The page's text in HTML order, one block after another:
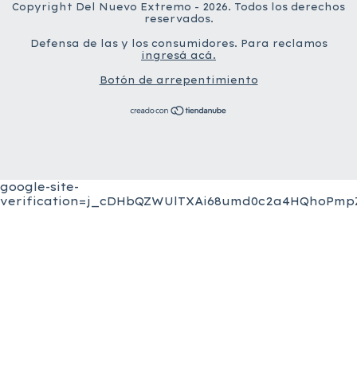
Copyright Del Nuevo Extremo - 2026. Todos los derechos
reservados.
Defensa de las y los consumidores. Para reclamos
ingresá acá.
Botón de arrepentimiento
google-site-